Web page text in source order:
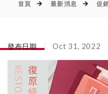
首頁 最新消息 促
發布日期 Oct 31, 2022